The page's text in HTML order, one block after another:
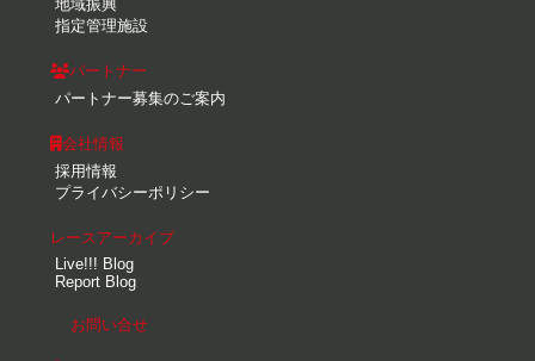
地域振興
指定管理施設
パートナー
パートナー募集のご案内
会社情報
採用情報
プライバシーポリシー
レースアーカイブ
Live!!! Blog
Report Blog
お問い合せ